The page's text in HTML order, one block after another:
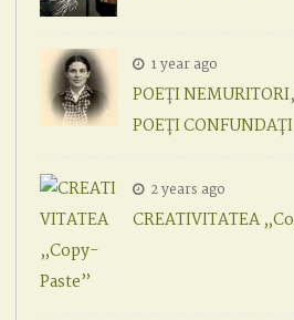
1 year ago
POEȚI
POEȚI CONFUNDAȚI
2 years ago
CREATIVITATEA